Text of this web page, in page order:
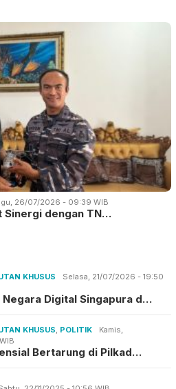
26/07/2026 - 09:39 WIB
Sinergi dengan TN…
KHUSUS
Selasa, 21/07/2026 - 19:50
Negara Digital Singapura d…
KHUSUS, POLITIK
Kamis,
Bertarung di Pilkad…